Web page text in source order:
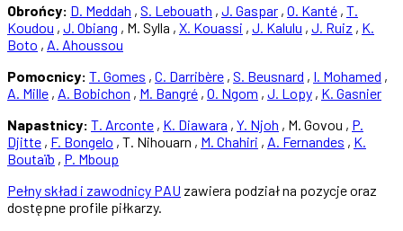
Obrońcy: D. Meddah , S. Lebouath , J. Gaspar , O. Kanté , T.
Koudou , J. Obiang , M. Sylla , X. Kouassi , J. Kalulu , J. Ruiz , K.
Boto , A. Ahoussou
Pomocnicy: T. Gomes , C. Darribère , S. Beusnard , I. Mohamed ,
A. Mille , A. Bobichon , M. Bangré , O. Ngom , J. Lopy , K. Gasnier
Napastnicy: T. Arconte , K. Diawara , Y. Njoh , M. Govou , P.
Djitte , F. Bongelo , T. Nihouarn , M. Chahiri , A. Fernandes , K.
Boutaïb , P. Mboup
Pełny skład i zawodnicy PAU zawiera podział na pozycje oraz
dostępne profile piłkarzy.